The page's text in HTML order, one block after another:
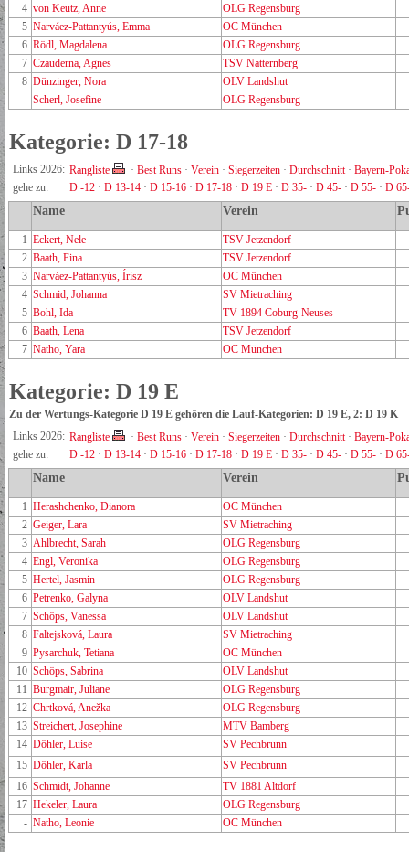
4 von Keutz, Anne
OLG Regensburg
5 Narváez-Pattantyús, Emma
OC München
6 Rödl, Magdalena
OLG Regensburg
7 Czauderna, Agnes
TSV Natternberg
8 Dünzinger, Nora
OLV Landshut
- Scherl, Josefine OLG Regensburg
Kategorie: D 17-18
Links 2026: Rangliste · Best Runs · Verein · Siegerzeiten · Durchschnitt· Bayern-
gehe zu:
D -12 · D 13-14 · D 15-16 · D 17-18 · D 19 E · D 35- · D 45- · D 55- · D
Name Verein
1 Eckert, Nele
TSV Jetzendorf
2 Baath, Fina
TSV Jetzendorf
3 Narváez-Pattantyús, Írisz
OC München
4 Schmid, Johanna
SV Mietraching
5 Bohl, Ida
TV 1894 Coburg-Neuses
6 Baath, Lena
TSV Jetzendorf
7 Natho, Yara OC München
Kategorie: D 19 E
Zu der Wertungs-Kategorie D 19 E gehören die Lauf-Kategorien: D 19 E, 2: D 19 K
Links 2026: Rangliste · Best Runs · Verein · Siegerzeiten · Durchschnitt· Bayern-
gehe zu:
D -12 · D 13-14 · D 15-16 · D 17-18 · D 19 E · D 35- · D 45- · D 55- · D
Name Verein
1 Herashchenko, Dianora
OC München
2 Geiger, Lara
SV Mietraching
3 Ahlbrecht, Sarah
OLG Regensburg
4 Engl, Veronika
OLG Regensburg
5 Hertel, Jasmin
OLG Regensburg
6 Petrenko, Galyna
OLV Landshut
7 Schöps, Vanessa
OLV Landshut
8 Faltejsková, Laura
SV Mietraching
9 Pysarchuk, Tetiana
OC München
10 Schöps, Sabrina
OLV Landshut
11 Burgmair, Juliane
OLG Regensburg
12 Chrtková, Anežka
OLG Regensburg
13 Streichert, Josephine
MTV Bamberg
14 Döhler, Luise
SV Pechbrunn
15 Döhler, Karla
SV Pechbrunn
16 Schmidt, Johanne
TV 1881 Altdorf
17 Hekeler, Laura
OLG Regensburg
- Natho, Leonie OC München